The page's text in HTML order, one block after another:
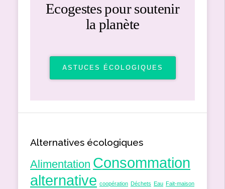
Ecogestes pour soutenir
la planète
ASTUCES ÉCOLOGIQUES
Alternatives écologiques
Alimentation Consommation
alternative coopération Déchets Eau Fait-maison